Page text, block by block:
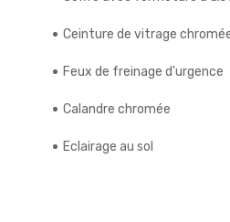
Ceinture de vitrage
Feux de freinage d'urgence
Calandre chromée
Eclairage au sol